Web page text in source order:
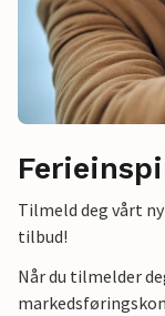
Tilmeld deg vårt
tilbud!
Når du tilmelder